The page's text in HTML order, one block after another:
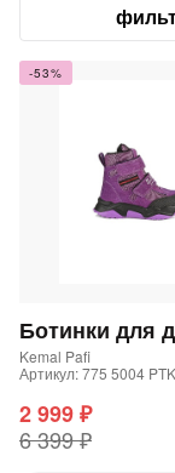
-53%
Ботинки для
Kemal Pafi
Артикул: 775 5004
2 999 ₽
6 399 ₽
График
в корзину
25
%